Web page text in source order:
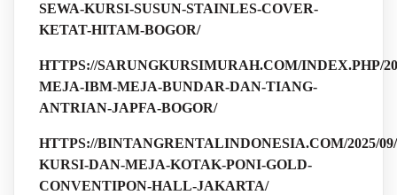
SEWA-KURSI-SUSUN-STAINLES-COVER-
KETAT-HITAM-BOGOR/
HTTPS://SARUNGKURSIMURAH.COM/INDEX.PHP/
MEJA-IBM-MEJA-BUNDAR-DAN-TIANG-
ANTRIAN-JAPFA-BOGOR/
HTTPS://BINTANGRENTALINDONESIA.COM/2025/
KURSI-DAN-MEJA-KOTAK-PONI-GOLD-
CONVENTIPON-HALL-JAKARTA/